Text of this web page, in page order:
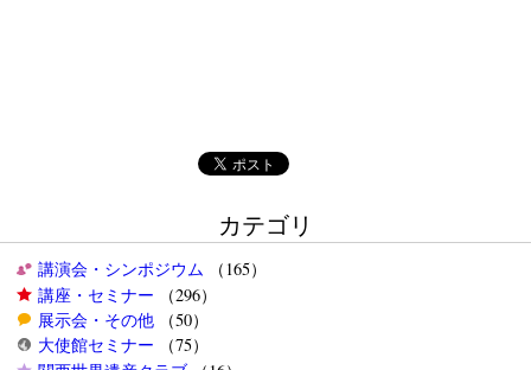
カテゴリ
講演会・シンポジウム （165）
講座・セミナー （296）
展示会・その他（50）
大使館セミナー （75）